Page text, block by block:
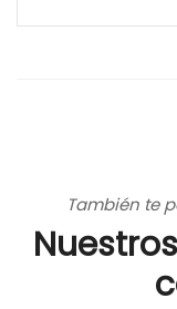
También te